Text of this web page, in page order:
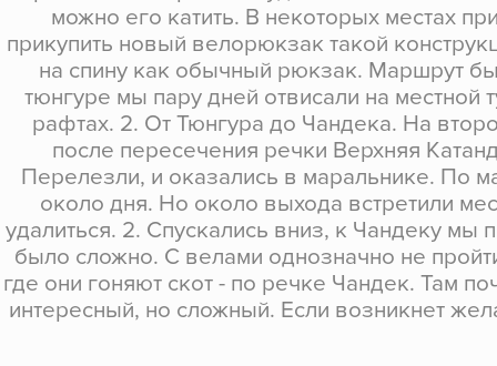
можно его катить. В некоторых местах
прикупить новый велорюкзак такой
на спину как обычный рюкзак. Маршрут
тюнгуре мы пару дней отвисали на местной
рафтах. 2. От Тюнгура до Чандека. На
после пересечения речки Верхняя
Перелезли, и оказались в маральнике. По
около дня. Но около выхода встретили
удалиться. 2. Спускались вниз, к Чандеку
было сложно. С велами однозначно не
где они гоняют скот - по речке Чандек. Там
интересный, но сложный. Если возникнет